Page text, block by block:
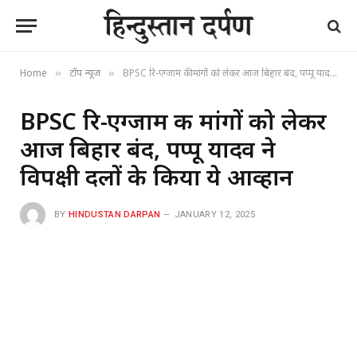
Home » टॉप न्यूज » BPSC रि-एग्जाम की मांगों को लेकर आज बिहार बंद, पप्पू यादव ने विपक्षी दलों के किया ये आव्हान
BPSC रि-एग्जाम की मांगों को लेकर
आज बिहार बंद, पप्पू यादव ने
विपक्षी दलों के किया ये आव्हान
BY HINDUSTAN DARPAN JANUARY 12, 2025